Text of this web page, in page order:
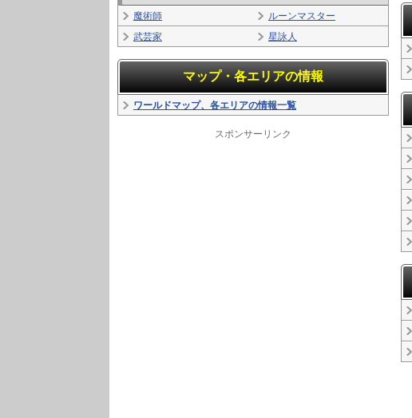
魔術師
ルーンマスター
武芸家
星詠人
マップ・各エリアの情報
ワールドマップ、各エリアの情報一覧
スポンサーリンク